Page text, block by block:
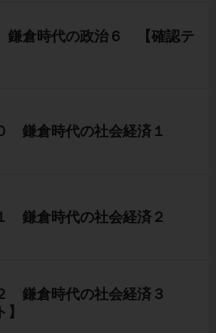
倉時代の政治６ 【確認テ
鎌倉時代の社会経済１
鎌倉時代の社会経済２
鎌倉時代の社会経済３
】